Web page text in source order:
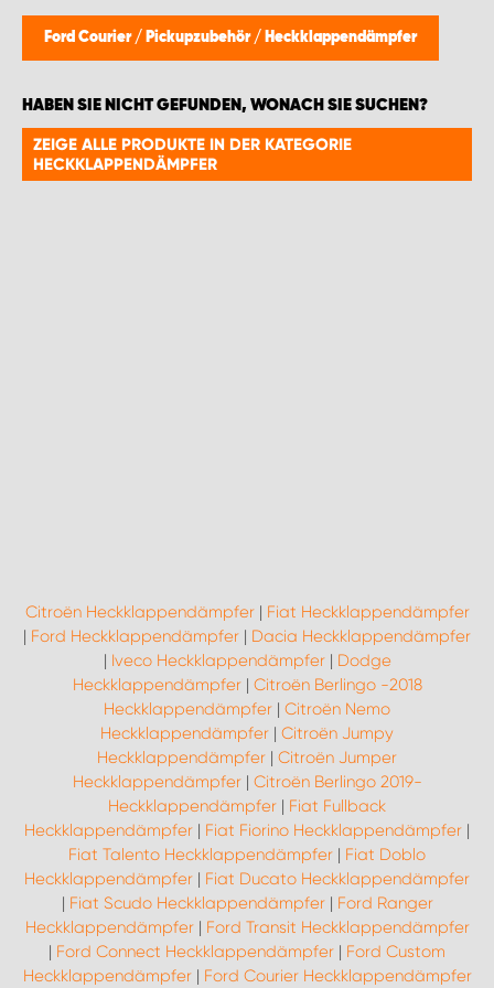
Ford Courier / Pickupzubehör / Heckklappendämpfer
HABEN SIE NICHT GEFUNDEN, WONACH SIE SUCHEN?
ZEIGE ALLE PRODUKTE IN DER KATEGORIE
HECKKLAPPENDÄMPFER
Citroën Heckklappendämpfer| Fiat Heckklappendämpfer
| Ford Heckklappendämpfer | Dacia Heckklappendämpfer
| Iveco Heckklappendämpfer| Dodge
Heckklappendämpfer| Citroën Berlingo -2018
Heckklappendämpfer | Citroën Nemo
Heckklappendämpfer | Citroën Jumpy
Heckklappendämpfer | Citroën Jumper
Heckklappendämpfer| Citroën Berlingo 2019-
Heckklappendämpfer | Fiat Fullback
Heckklappendämpfer | Fiat Fiorino Heckklappendämpfer |
Fiat Talento Heckklappendämpfer | Fiat Doblo
Heckklappendämpfer | Fiat Ducato Heckklappendämpfer
| Fiat Scudo Heckklappendämpfer| Ford Ranger
Heckklappendämpfer| Ford Transit Heckklappendämpfer
| Ford Connect Heckklappendämpfer | Ford Custom
Heckklappendämpfer| Ford Courier Heckklappendämpfer
WORK SYSTEM LEIPZIG/HALLE